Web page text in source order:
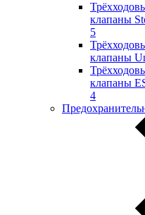
клапаны
5
клапаны
клапаны
4